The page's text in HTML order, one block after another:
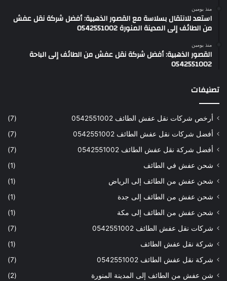
منذ يومين
استعد للانتقال بسلاسة مع القصور الذهبية: أفضل شركة نقل عفش
من الطائف إلى المدينة المنورة 0542551002
منذ يومين
القصور الذهبية: أفضل شركة نقل عفش من الطائف إلى الباحة
0542551002
تصنيفات
أرخص شركات نقل عفش الطائف 0542551002
(7)
أفضل شركات نقل عفش الطائف 0542551002
(7)
أفضل شركة نقل عفش الطائف 0542551002
(7)
شحن عفش في الطائف
(1)
شحن عفش من الطائف إلى الرياض
(1)
شحن عفش من الطائف إلى جدة
(1)
شحن عفش من الطائف إلى مكة
(1)
شركات نقل عفش الطائف 0542551002
(7)
شركة نقل عفش الطائف
(1)
شركة نقل عفش الطائف 0542551002
(7)
شن عفش من الطائف إلى المدينة المنورة
(2)